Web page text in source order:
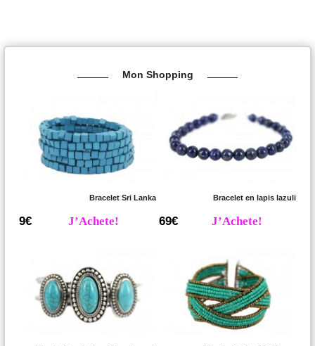
Mon Shopping
Bracelet Sri Lanka
9€ J’Achete!
Bracelet en lapis lazuli
69€ J’Achete!